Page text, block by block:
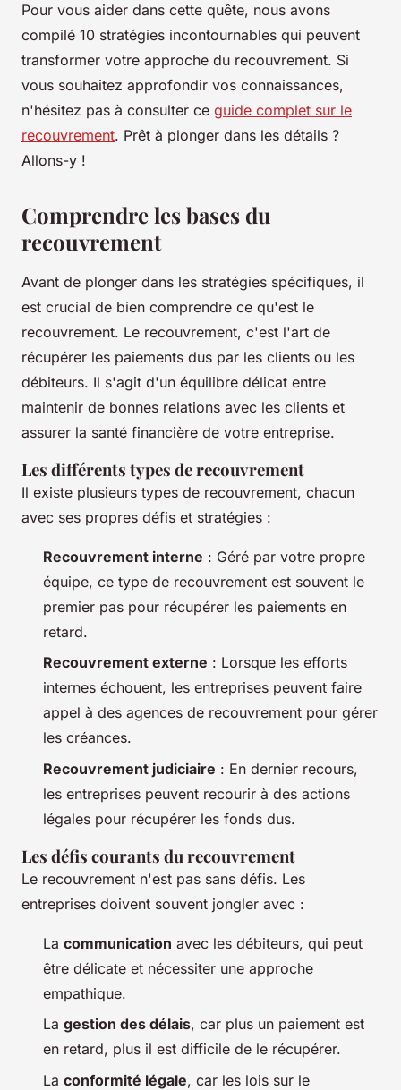
Pour vous aider dans cette quête, nous avons
compilé 10 stratégies incontournables qui peuvent
transformer votre approche du recouvrement. Si
vous souhaitez approfondir vos connaissances,
n'hésitez pas à consulter ce guide complet sur le
recouvrement. Prêt à plonger dans les détails ?
Allons-y !
Comprendre les bases du
recouvrement
Avant de plonger dans les stratégies spécifiques, il
est crucial de bien comprendre ce qu'est le
recouvrement. Le recouvrement, c'est l'art de
récupérer les paiements dus par les clients ou les
débiteurs. Il s'agit d'un équilibre délicat entre
maintenir de bonnes relations avec les clients et
assurer la santé financière de votre entreprise.
Les différents types de recouvrement
Il existe plusieurs types de recouvrement, chacun
avec ses propres défis et stratégies :
Recouvrement interne : Géré par votre propre
équipe, ce type de recouvrement est souvent le
premier pas pour récupérer les paiements en
retard.
Recouvrement externe : Lorsque les efforts
internes échouent, les entreprises peuvent faire
appel à des agences de recouvrement pour gérer
les créances.
Recouvrement judiciaire : En dernier recours,
les entreprises peuvent recourir à des actions
légales pour récupérer les fonds dus.
Les défis courants du recouvrement
Le recouvrement n'est pas sans défis. Les
entreprises doivent souvent jongler avec :
La communication avec les débiteurs, qui peut
être délicate et nécessiter une approche
empathique.
La gestion des délais, car plus un paiement est
en retard, plus il est difficile de le récupérer.
La conformité légale, car les lois sur le